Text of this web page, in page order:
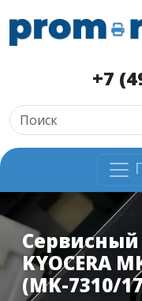
+7
KYOCERA
(MK-7310/